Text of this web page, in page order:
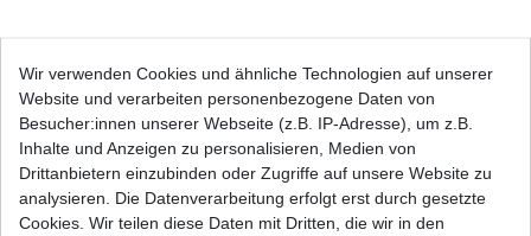
Weitere Details
Wir verwenden Cookies und ähnliche Technologien auf unserer
Website und verarbeiten personenbezogene Daten von
Besucher:innen unserer Webseite (z.B. IP-Adresse), um z.B.
Inhalte und Anzeigen zu personalisieren, Medien von
Drittanbietern einzubinden oder Zugriffe auf unsere Website zu
analysieren. Die Datenverarbeitung erfolgt erst durch gesetzte
Cookies. Wir teilen diese Daten mit Dritten, die wir in den